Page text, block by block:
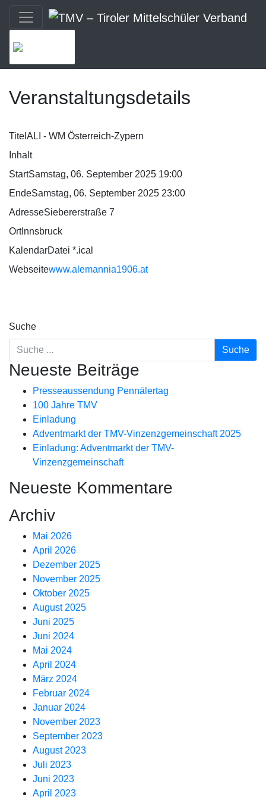
Veranstaltungsdetails
Titel ALI - WM Österreich-Zypern
Inhalt
StartSamstag, 06. September 2025 19:00
EndeSamstag, 06. September 2025 23:00
AdresseSiebererstraße 7
OrtInnsbruck
KalendarDatei *.ical
Webseitewww.alemannia1906.at
Suche
Neueste Beiträge
Presseaussendung Pennälertag
100 Jahre TMV
Einladung
Adventmarkt der TMV-Vinzenzgemeinschaft 2025
Einladung: Adventmarkt der TMV-
Vinzenzgemeinschaft
Neueste Kommentare
Archiv
Mai 2026
April 2026
Dezember 2025
November 2025
Oktober 2025
August 2025
Juni 2025
Juni 2024
Mai 2024
April 2024
März 2024
Februar 2024
Januar 2024
November 2023
September 2023
August 2023
Juli 2023
Juni 2023
April 2023